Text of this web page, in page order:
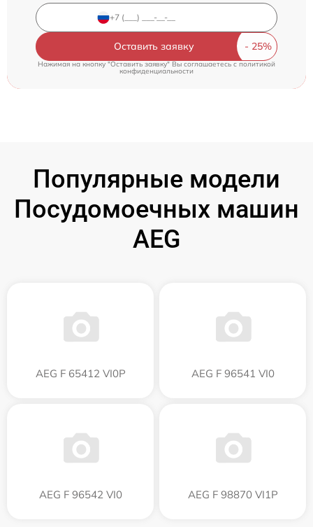
Оставить заявку
Нажимая на кнопку "Оставить заявку" Вы соглашаетесь cполитикой
конфиденциальности
Популярные модели
Посудомоечных машин
AEG
AEG F 65412 VI0P AEG F 96541 VI0
AEG F 96542 VI0 AEG F 98870 VI1P